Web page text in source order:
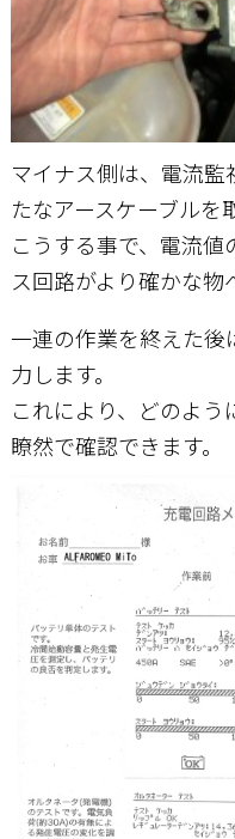
マイナス側は、電流
たなアースケーブルを
こうする事で、電流
ス回路がより確かな物
一連の作業を終えた後
力します。
これにより、どのよ
瞭然で確認できます。